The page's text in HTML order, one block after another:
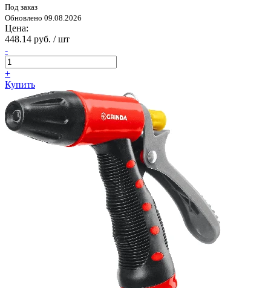
Под заказ
Обновлено 09.08.2026
Цена:
448.14 руб. / шт
-
+
Купить